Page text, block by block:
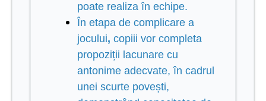
poate realiza în echipe.
În etapa de complicare a
jocului, copiii vor completa
propoziții lacunare cu
antonime adecvate, în cadrul
unei scurte povești,